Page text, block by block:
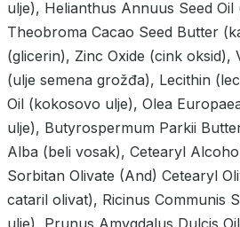
ulje), Helianthus Annuus Seed
Theobroma Cacao Seed Butter
(glicerin), Zinc Oxide (cink oksid),
(ulje semena grožđa), Lecithin
Oil (kokosovo ulje), Olea
ulje), Butyrospermum Parkii
Alba (beli vosak), Cetearyl
Sorbitan Olivate (And) Cetearyl
cataril olivat), Ricinus Communis
ulje), Prunus Amygdalus Dulcis